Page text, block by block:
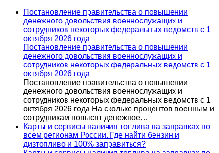
Постановление правительства о повышении
денежного довольствия военнослужащих и
сотрудников некоторых федеральных ведомств с 1
октября 2026 года
Постановление правительства о повышении
денежного довольствия военнослужащих и
сотрудников некоторых федеральных ведомств с 1
октября 2026 года
Постановление правительства о повышении
денежного довольствия военнослужащих и
сотрудников некоторых федеральных ведомств с 1
октября 2026 года На сколько процентов военным и
сотрудникам повысят денежное…
Карты и сервисы наличия топлива на заправках по
всем регионам России. Где найти бензин и
дизтопливо и 100% заправиться?